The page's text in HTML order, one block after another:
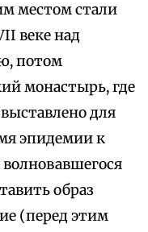
местом стали
веке над
потом
монастырь, где
для
эпидемии к
образ
(перед этим